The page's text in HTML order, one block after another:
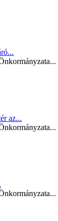
az...